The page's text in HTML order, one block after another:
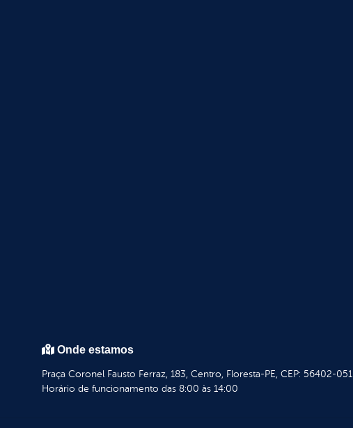
Onde estamos
Praça Coronel Fausto Ferraz, 183, Centro, Floresta-PE, CEP: 56402-051
Horário de funcionamento das 8:00 às 14:00